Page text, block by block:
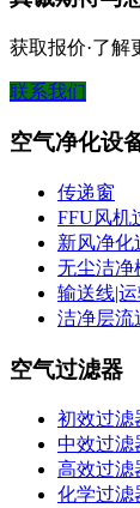
获取报价·了解
联系我们
空气净化设
传递窗
FFU风机
新风净化
无尘洁净
输送线|
洁净层流
空气过滤器
初效过滤
中效过滤
高效过滤
化学过滤